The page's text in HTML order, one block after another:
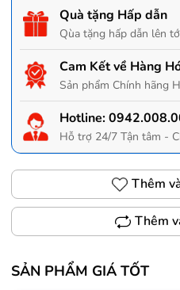
Quà tặng Hấp dẫn
Qùa tặng hấp dẫn lên
Cam Kết về Hàng
Sản phẩm Chính hãng
Hotline:
Hỗ trợ 24/7 Tận tâm -
Thêm
Thêm
SẢN PHẨM GIÁ TỐT
Trợ giá 300.000đ